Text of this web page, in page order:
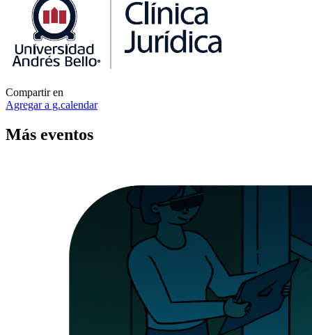
Compartir en
Agregar a g.calendar
Más eventos